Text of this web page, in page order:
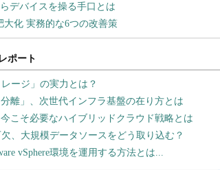
ポート
ージ」の実力とは？
離」、次世代インフラ基盤の在り方とは
こそ必要なハイブリッドクラウド戦略とは
、大規模データソースをどう取り込む？
vSphere環境を運用する方法とは...